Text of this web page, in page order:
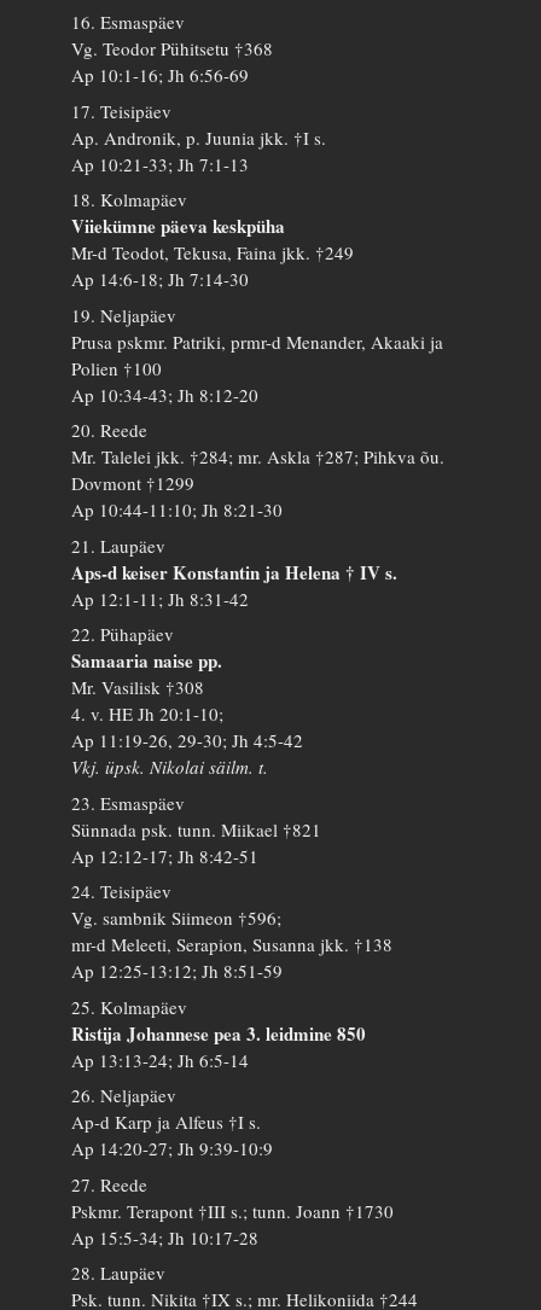
16. Esmaspäev
Vg. Teodor Pühitsetu †368
Ap 10:1-16; Jh 6:56-69
17. Teisipäev
Ap. Andronik, p. Juunia jkk. †I s.
Ap 10:21-33; Jh 7:1-13
18. Kolmapäev
Viiekümne päeva keskpüha
Mr-d Teodot, Tekusa, Faina jkk. †249
Ap 14:6-18; Jh 7:14-30
19. Neljapäev
Prusa pskmr. Patriki, prmr-d Menander, Akaaki ja
Polien †100
Ap 10:34-43; Jh 8:12-20
20. Reede
Mr. Talelei jkk. †284; mr. Askla †287; Pihkva õu.
Dovmont †1299
Ap 10:44-11:10; Jh 8:21-30
21. Laupäev
Aps-d keiser Konstantin ja Helena † IV s.
Ap 12:1-11; Jh 8:31-42
22. Pühapäev
Samaaria naise pp.
Mr. Vasilisk †308
4. v. HE Jh 20:1-10;
Ap 11:19-26, 29-30; Jh 4:5-42
Vkj. üpsk. Nikolai säilm. t.
23. Esmaspäev
Sünnada psk. tunn. Miikael †821
Ap 12:12-17; Jh 8:42-51
24. Teisipäev
Vg. sambnik Siimeon †596;
mr-d Meleeti, Serapion, Susanna jkk. †138
Ap 12:25-13:12; Jh 8:51-59
25. Kolmapäev
Ristija Johannese pea 3. leidmine 850
Ap 13:13-24; Jh 6:5-14
26. Neljapäev
Ap-d Karp ja Alfeus †I s.
Ap 14:20-27; Jh 9:39-10:9
27. Reede
Pskmr. Terapont †III s.; tunn. Joann †1730
Ap 15:5-34; Jh 10:17-28
28. Laupäev
Psk. tunn. Nikita †IX s.; mr. Helikoniida †244